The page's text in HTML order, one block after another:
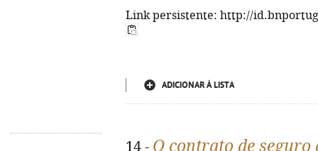
Link persistente: http://
ADICIONAR À LISTA
14 - O contrato de seguro